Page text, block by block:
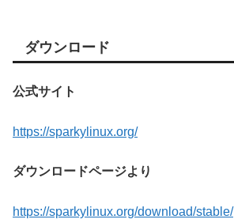
ダウンロード
公式サイト
https://sparkylinux.org/
ダウンロードページより
https://sparkylinux.org/download/stable/